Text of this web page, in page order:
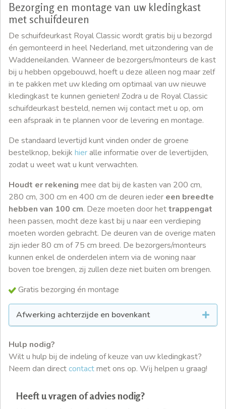
Bezorging en montage van uw kledingkast
met schuifdeuren
De schuifdeurkast Royal Classic wordt gratis bij u bezorgd
én gemonteerd in heel Nederland, met uitzondering van de
Waddeneilanden. Wanneer de bezorgers/monteurs de kast
bij u hebben opgebouwd, hoeft u deze alleen nog maar zelf
in te pakken met uw kleding om optimaal van uw nieuwe
kledingkast te kunnen genieten! Zodra u de Royal Classic
schuifdeurkast besteld, nemen wij contact met u op, om
een afspraak in te plannen voor de levering en montage.
De standaard levertijd kunt vinden onder de groene
bestelknop, bekijk hieralle informatie over de levertijden,
zodat u weet wat u kunt verwachten.
Houdt er rekening mee dat bij de kasten van 200 cm,
280 cm, 300 cm en 400 cm de deuren ieder een breedte
hebben van 100 cm. Deze moeten door hettrappengat
heen passen, mocht deze kast bij u naar een verdieping
moeten worden gebracht. De deuren van de overige maten
zijn ieder 80 cm of 75 cm breed. De bezorgers/monteurs
kunnen enkel de onderdelen intern via de woning naar
boven toe brengen, zij zullen deze niet buiten om brengen.
Gratis bezorging én montage
Afwerking achterzijde en bovenkant
Hulp nodig?
Wilt u hulp bij de indeling of keuze van uw kledingkast?
Neem dan directcontactmet ons op. Wij helpen u graag!
Heeft u vragen of advies nodig?